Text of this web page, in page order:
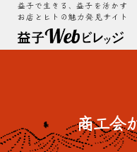
益子で生きる、益子を活かす
お店とヒトの魅力発見サイト
商工会